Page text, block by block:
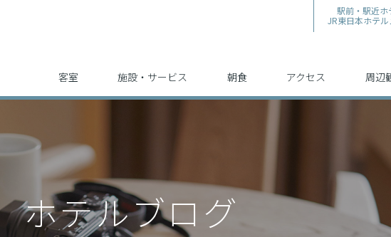
駅前・駅近ホ
JR東日本ホテル
客室 施設・サービス 朝食 アクセス 周辺
ホテルブログ